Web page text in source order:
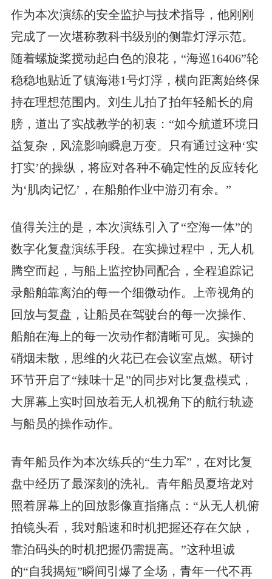
作为本次演练的安全监护与技术指导，他刚刚
完成了一次堪称教科书级别的侧靠灯浮示范。
随着螺旋桨搅动起白色的浪花，“海巡16406”轮
稳稳地贴近了镇海港1号灯浮，横向距离始终保
持在理想范围内。刘生儿拍了拍年轻船长的肩
膀，道出了实战教学的初衷：“如今航道环境日
益复杂，风流影响瞬息万变。只有通过这种‘实
打实’的操纵，将应对各种不确定性的反应转化
为‘肌肉记忆’，在船舶作业中游刃有余。”
值得关注的是，本次演练引入了“空海一体”的
数字化复盘演练手段。在实操过程中，无人机
腾空而起，与船上监控协同配合，全程追踪记
录船舶靠离泊的每一个细微动作。上帝视角的
回放与复盘，让船员在驾驶台的每一次操作、
船舶在海上的每一次动作都清晰可见。实操的
硝烟未散，思维的火花已在会议室点燃。研讨
环节开启了“辣味十足”的同步对比复盘模式，
大屏幕上实时回放着无人机视角下的航行轨迹
与船员的操作动作。
青年船员作为本次练兵的“生力军”，在对比复
盘中经历了最深刻的洗礼。青年船员夏培龙对
照着屏幕上的回放影像直指痛点：“从无人机俯
拍镜头看，我对船速和时机把握还存在欠缺，
靠泊码头的时机把握仍需提高。”这种坦诚
的“自我揭短”瞬间引爆了全场，青年一代不再